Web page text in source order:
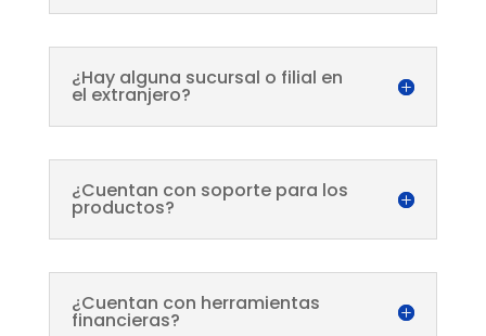
¿Hay alguna sucursal o filial en
el extranjero?
¿Cuentan con soporte para los
productos?
¿Cuentan con herramientas
financieras?